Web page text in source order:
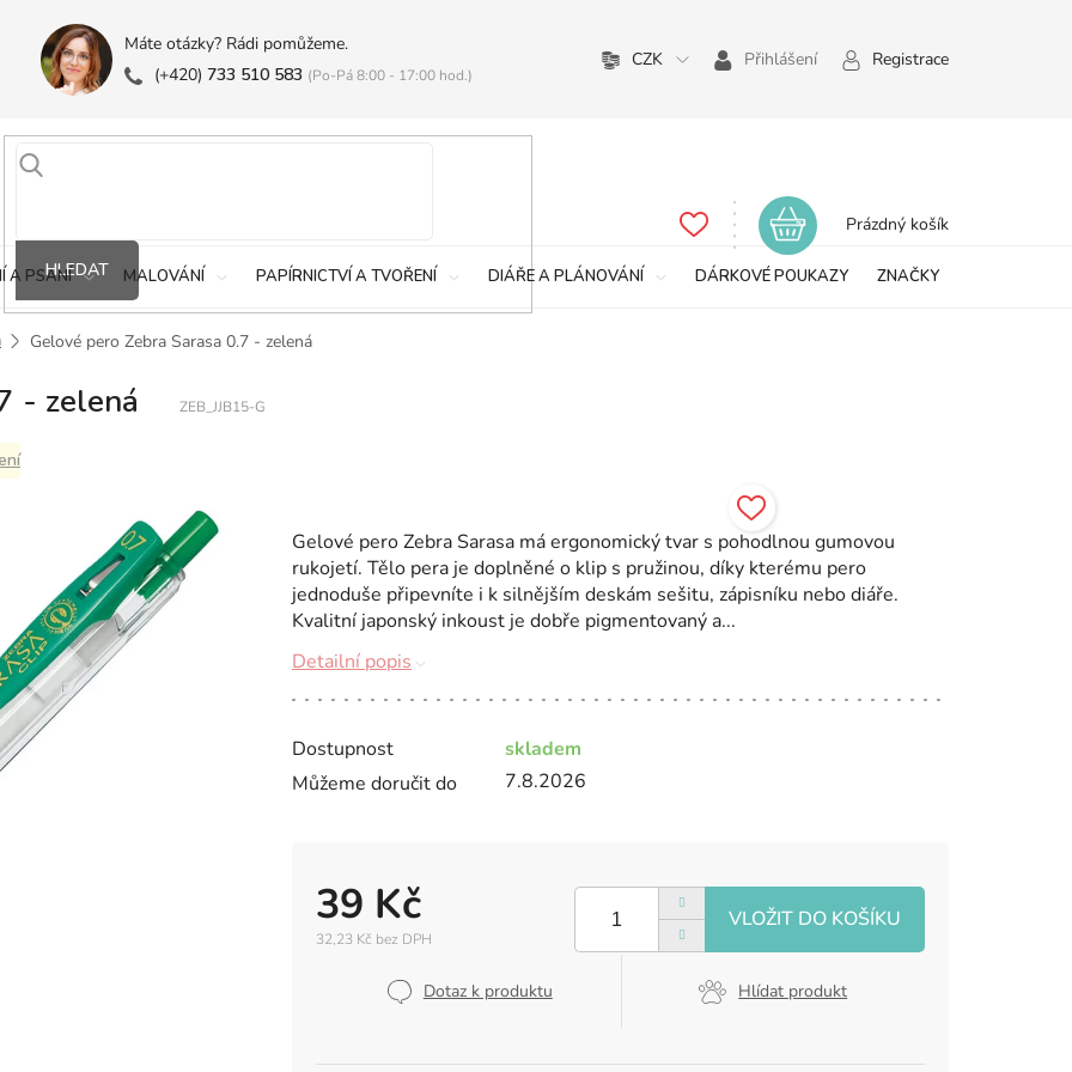
Máte otázky? Rádi pomůžeme.
(+420) 733 510 583 (Po-Pá 8:00 - 17:00 hod.)
CZK Přihlášení Registrace
HLEDAT
Nákupní
Prázdný košík
A PSANÍ MALOVÁNÍ PAPÍRNICTVÍ A TVOŘENÍ DIÁŘE A PLÁNOVÁNÍ DÁRKOVÉ POUKAZY ZNAČKY
Gelové pero Zebra Sarasa 0.7 - zelená
- zelená ZEB_JJB15-G
Dostupnost
skladem
Můžeme doručit do
7.8.2026
39 Kč
32,23 Kč bez DPH
Dotaz k produktu Hlídat produkt
Gelové pero Zebra Sarasa má ergonomický tvar s pohodlnou gumovou
rukojetí. Tělo pera je doplněné o klip s pružinou, díky kterému pero
jednoduše připevníte i k silnějším deskám sešitu, zápisníku nebo diáře.
Kvalitní japonský inkoust je dobře pigmentovaný a...
Detailní popis